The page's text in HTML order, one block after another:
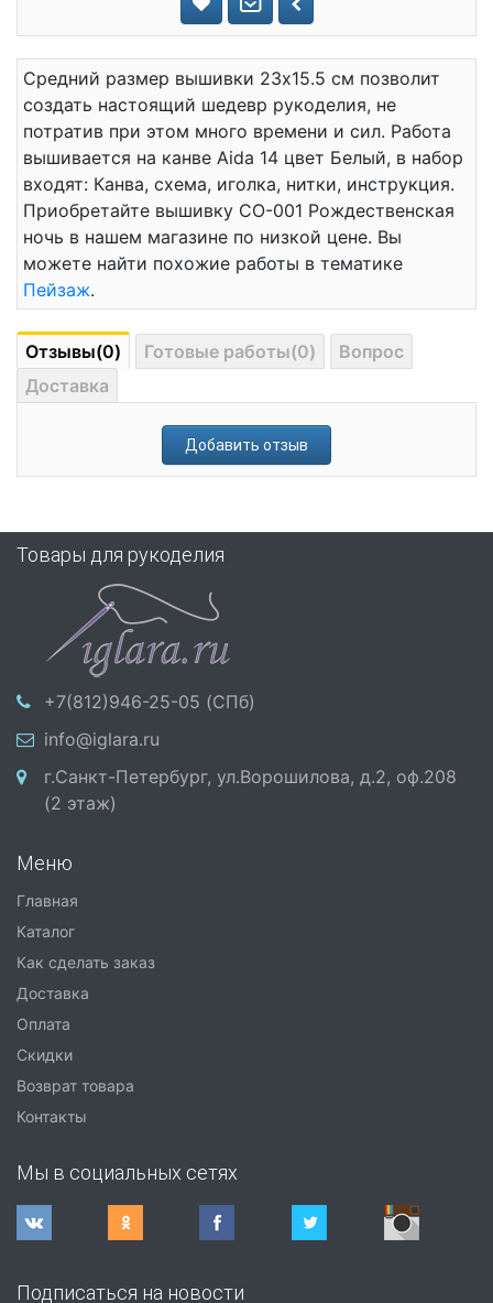
Средний размер вышивки 23x15.5 см позволит
создать настоящий шедевр рукоделия, не
потратив при этом много времени и сил. Работа
вышивается на канве Aida 14 цвет Белый, в набор
входят: Канва, схема, иголка, нитки, инструкция.
Приобретайте вышивку СО-001 Рождественская
ночь в нашем магазине по низкой цене. Вы
можете найти похожие работы в тематике
Пейзаж.
Отзывы(0) Готовые работы(0)
Вопрос
Доставка
Добавить отзыв
Товары для рукоделия
+7(812)946-25-05 (СПб)
info@iglara.ru
г.Санкт-Петербург, ул.Ворошилова, д.2, оф.208
(2 этаж)
Меню
Главная
Каталог
Как сделать заказ
Доставка
Оплата
Скидки
Возврат товара
Контакты
Мы в социальных сетях
Подписаться на новости